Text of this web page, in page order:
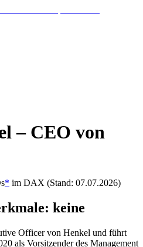
– CEO von
* im DAX (Stand: 07.07.2026)
keine
Officer von Henkel und führt
als Vorsitzender des Management